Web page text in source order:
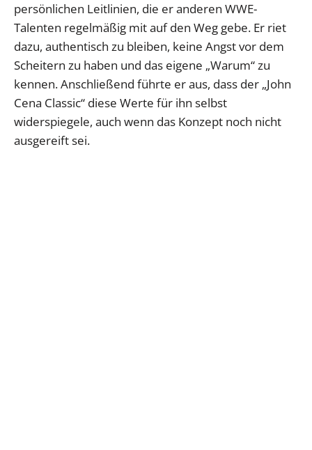
persönlichen Leitlinien, die er anderen WWE-
Talenten regelmäßig mit auf den Weg gebe. Er riet
dazu, authentisch zu bleiben, keine Angst vor dem
Scheitern zu haben und das eigene „Warum“ zu
kennen. Anschließend führte er aus, dass der „John
Cena Classic“ diese Werte für ihn selbst
widerspiegele, auch wenn das Konzept noch nicht
ausgereift sei.